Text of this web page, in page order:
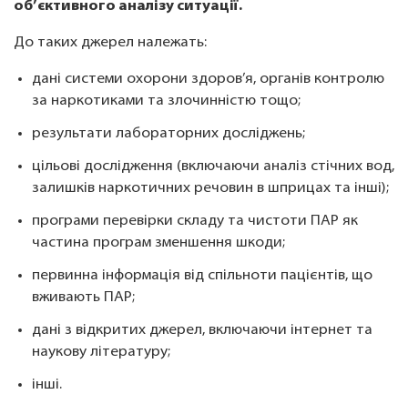
об’єктивного аналізу ситуації.
До таких джерел належать:
дані системи охорони здоров’я, органів контролю
за наркотиками та злочинністю тощо;
результати лабораторних досліджень;
цільові дослідження (включаючи аналіз стічних вод,
залишків наркотичних речовин в шприцах та інші);
програми перевірки складу та чистоти ПАР як
частина програм зменшення шкоди;
первинна інформація від спільноти пацієнтів, що
вживають ПАР;
дані з відкритих джерел, включаючи інтернет та
наукову літературу;
інші.